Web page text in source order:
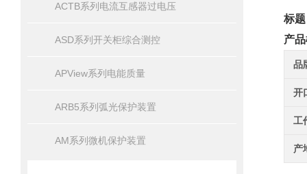
ACTB系列电流互感器过电压
ASD系列开关柜综合测控
APView系列电能质量
ARB5系列弧光保护装置
AM系列微机保护装置
标
产
品
开
工
产